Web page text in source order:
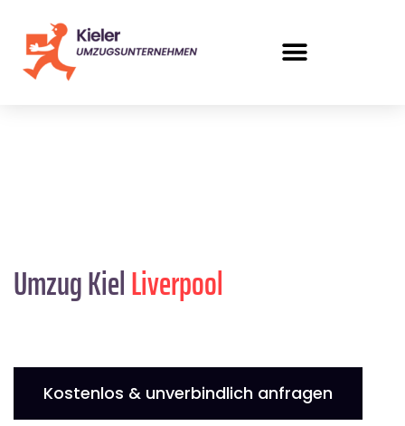
Umzug KielLiverpool
Kostenlos & unverbindlich anfragen